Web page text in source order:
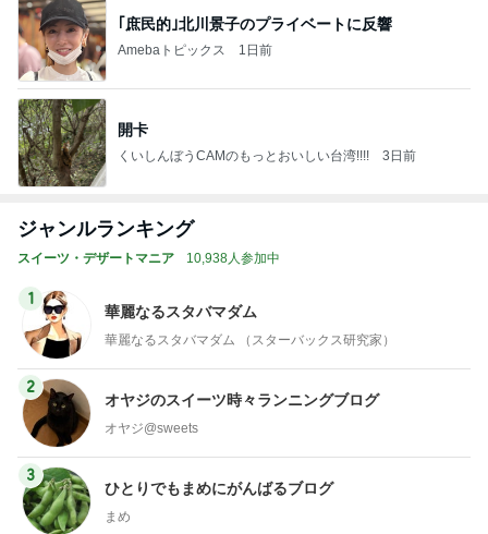
｢庶民的｣北川景子のプライベートに反響
Amebaトピックス 1日前
開卡
くいしんぼうCAMのもっとおいしい台湾!!!! 3日前
ジャンルランキング
スイーツ・デザートマニア 10,938人参加中
1
華麗なるスタバマダム
華麗なるスタバマダム （スターバックス研究家）
2
オヤジのスイーツ時々ランニングブログ
オヤジ@sweets
3
ひとりでもまめにがんばるブログ
まめ